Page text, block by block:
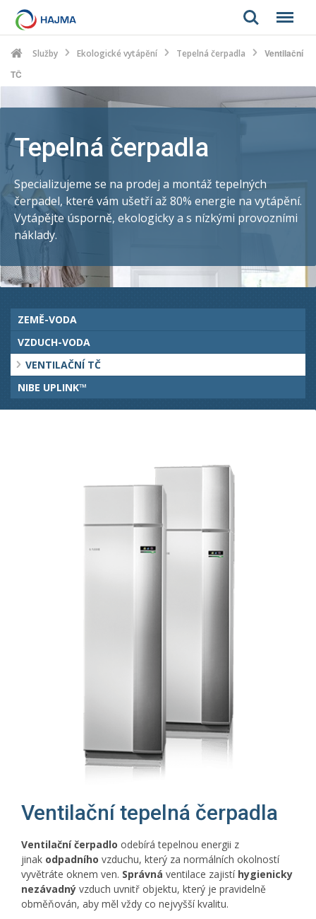
Search Menu
Služby Ekologické vytápění Tepelná čerpadla
Ventilační
TČ
Tepelná čerpadla
Specializujeme se na prodej a montáž tepelných
čerpadel, které vám ušetří až 80% energie na vytápění.
Vytápějte úsporně, ekologicky a s nízkými provozními
náklady.
ZEMĚ-VODA
VZDUCH-VODA
VENTILAČNÍ TČ
NIBE UPLINK™
Ventilační tepelná čerpadla
Ventilační čerpadlo odebírá tepelnou energii z
jinak odpadního vzduchu, který za normálních okolností
vyvětráte oknem ven. Správná ventilace zajistí hygienicky
nezávadný vzduch uvnitř objektu, který je pravidelně
obměňován, aby měl vždy co nejvyšší kvalitu.